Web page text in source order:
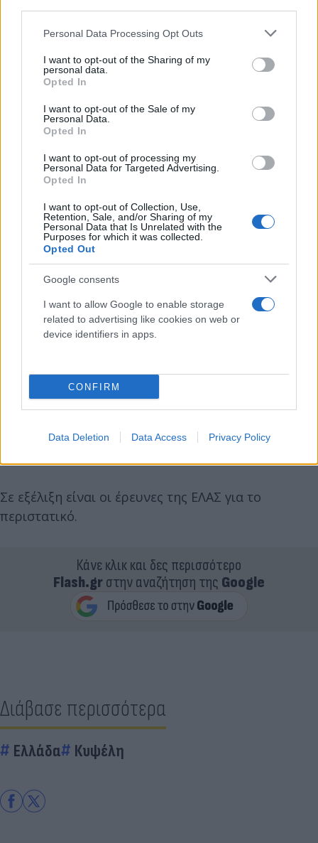
Please note that this website/app uses one or more Google
not limited to your visit or usage behaviour. You may click to
grant or deny consent to Google and its third-party tags to
use your data for below specified purposes in below Google
consent section.
Personal Data Processing Opt Outs
I want to opt-out of the Sharing of my
personal data.
Opted In
I want to opt-out of the Sale of my
Personal Data.
Opted In
I want to opt-out of processing my
Personal Data for Targeted Advertising.
Opted In
I want to opt-out of Collection, Use,
Retention, Sale, and/or Sharing of my
Personal Data that Is Unrelated with the
Purposes for which it was collected.
Opted Out
Google consents
I want to allow Google to enable storage
related to advertising like cookies on web or
device identifiers in apps.
CONFIRM
Data Deletion Data Access Privacy Policy
Σε εξέλιξη είναι οι έρευνες της ΕΛΑΣ για το
περιστατικό.
Κάνε κλικ και δες περισσότερο
Flash.grστην αναζήτηση της Google
Διάβασε περισσότερα
Ελλάδα Κυψέλη